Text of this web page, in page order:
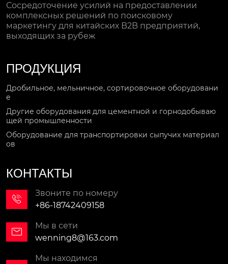
Сосредоточение усилий на предоставлении
комплексных решений по поисковому
маркетингу для китайских B2B предприятий,
выходящих за рубеж
ПРОДУКЦИЯ
Дробильное, мельничное, сортировочное оборудовани
е
Другие оборудования для цементной и горнодобываю
щей промышленности
Оборудование для транспортировки сыпучих материал
ов
КОНТАКТЫ

Звоните по номеру
+86-18742409158

Мы в сети
wenning8@163.com
Мы находимся